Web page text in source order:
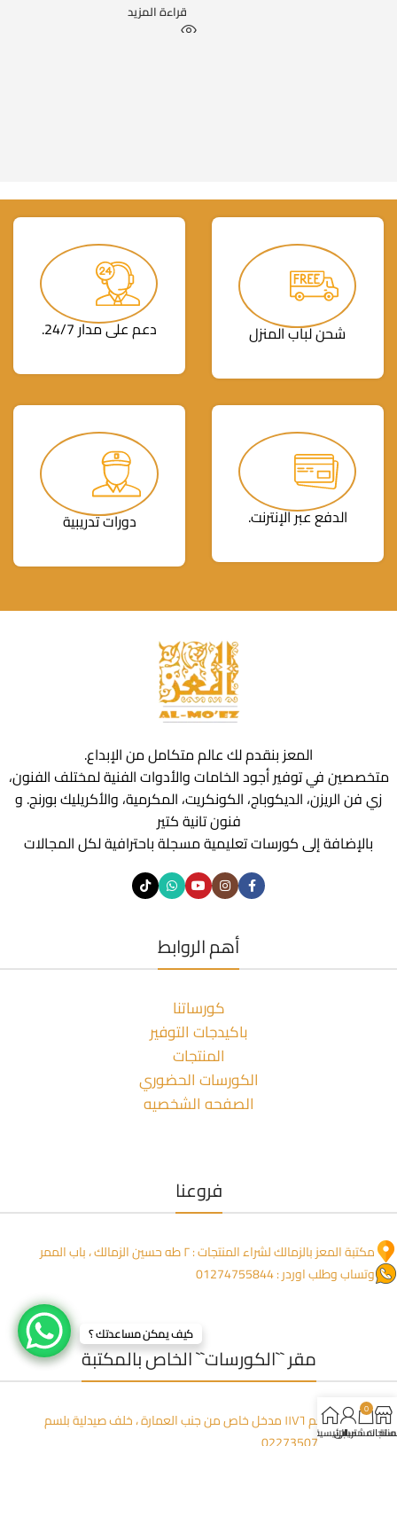
قراءة المزيد
شحن لباب المنزل دعم على مدار 24/7.
الدفع عبر الإنترنت. دورات تدريبية
المعز بنقدم لك عالم متكامل من الإبداع.
متخصصين في توفير أجود الخامات والأدوات الفنية لمختلف الفنون،
زي فن الريزن، الديكوباج، الكونكريت، المكرمية، والأكريليك بورنج. و
فنون تانية كتير
بالإضافة إلى كورسات تعليمية مسجلة باحترافية لكل المجالات
أهم الروابط
كورساتنا
باكيدجات التوفير
المنتجات
الكورسات الحضوري
الصفحه الشخصيه
فروعنا
مكتبة المعز بالزمالك لشراء المنتجات : ٢ طه حسين الزمالك ، باب الممر
وتساب وطلب اوردر : 01274755844
مقر ``الكورسات`` الخاص بالمكتبة
عمارة المنعم ١١٧٦ مدخل خاص من جنب العمارة ، خلف صيدلية بلسم
للاتصال: 0227350723
كيف يمكن مساعدتك ؟
0
سلة المشتريات
حسابيالرئيسية